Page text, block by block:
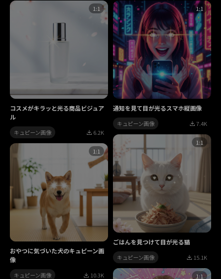
1:1
コスメがキラッと光る商品ビジュア
ル
キュピーン画像 6.2K
1:1
通知を見て目が光るスマホ縦画像
キュピーン画像 7.4K
1:1
ごはんを見つけて目が光る猫
キュピーン画像 15.1K
1:1
おやつに気づいた犬のキュピーン画
像
キュピーン画像 10.3K 1:1